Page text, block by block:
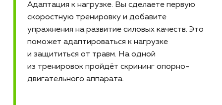
Адаптация к нагрузке
Вы сделаете первую
скоростную тренировку и добавите
упражнения на развитие силовых качеств. Это
поможет адаптироваться к нагрузке
и защититься от травм. На одной
из тренировок пройдёт скрининг опорно-
двигательного аппарата.